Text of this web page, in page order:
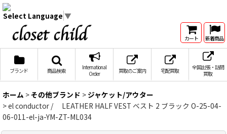
Select Language ▼
カート 新着商品
ブランド 商品検索
International
Order
買取のご案内 宅配買取
全国出張・訪問
買取
ホーム >その他ブランド > ジャケット/アウター
>el conductor / LEATHER HALF VEST ベスト 2 ブラック O-25-04-
06-011-el-ja-YM-ZT-ML034